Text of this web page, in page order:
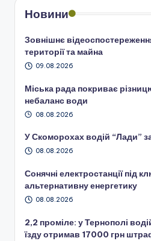
Новини
Зовнішнє
території та майна
09.08.2026
Міська рада покриває
небаланс води
08.08.2026
У Скоморохах водій “Лади”
08.08.2026
Сонячні електростанції під
альтернативну енергетику
08.08.2026
2,2 проміле: у Тернополі
їзду отримав 17000 грн